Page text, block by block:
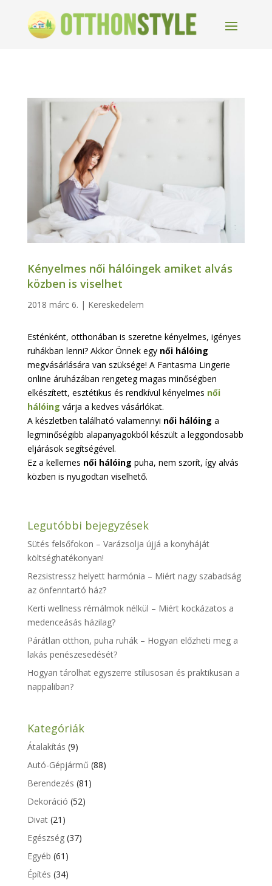
Kényelmes női hálóingek amiket alvás
közben is viselhet
2018 márc 6. | Kereskedelem
Esténként, otthonában is szeretne kényelmes, igényes
ruhákban lenni? Akkor Önnek egy női hálóing
megvásárlására van szüksége! A Fantasma Lingerie
online áruházában rengeteg magas minőségben
elkészített, esztétikus és rendkívül kényelmes női
hálóing várja a kedves vásárlókat.
A készletben található valamennyi női hálóing a
legminőségibb alapanyagokból készült a leggondosabb
eljárások segítségével.
Ez a kellemes női hálóing puha, nem szorít, így alvás
közben is nyugodtan viselhető.
Legutóbbi bejegyzések
Sütés felsőfokon – Varázsolja újjá a konyháját
költséghatékonyan!
Rezsistressz helyett harmónia – Miért nagy szabadság
az önfenntartó ház?
Kerti wellness rémálmok nélkül – Miért kockázatos a
medenceásás házilag?
Párátlan otthon, puha ruhák – Hogyan előzheti meg a
lakás penészesedését?
Hogyan tárolhat egyszerre stílusosan és praktikusan a
nappaliban?
Kategóriák
Átalakítás (9)
Autó-Gépjármű (88)
Berendezés (81)
Dekoráció (52)
Divat(21)
Egészség(37)
Egyéb (61)
Építés (34)